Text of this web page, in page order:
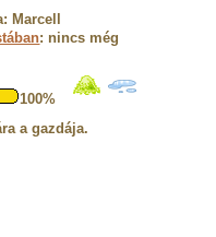
Marcell
: nincs még
100%
a gazdája.